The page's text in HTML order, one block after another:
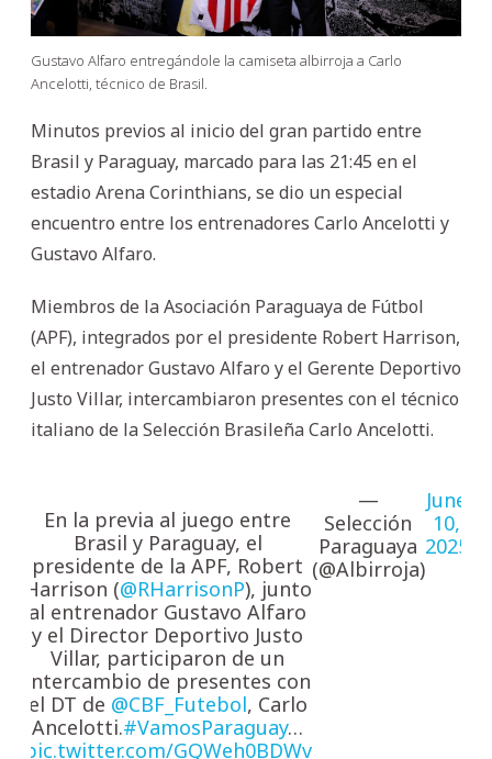
Gustavo Alfaro entregándole la camiseta albirroja a Carlo
Ancelotti, técnico de Brasil.
Minutos previos al inicio del gran partido entre
Brasil y Paraguay, marcado para las 21:45 en el
estadio Arena Corinthians, se dio un especial
encuentro entre los entrenadores Carlo Ancelotti y
Gustavo Alfaro.
Miembros de la Asociación Paraguaya de Fútbol
(APF), integrados por el presidente Robert Harrison,
el entrenador Gustavo Alfaro y el Gerente Deportivo
Justo Villar, intercambiaron presentes con el técnico
italiano de la Selección Brasileña Carlo Ancelotti.
En la previa al juego entre
Brasil y Paraguay, el
presidente de la APF, Robert
Harrison (@RHarrisonP), junto
al entrenador Gustavo Alfaro
y el Director Deportivo Justo
Villar, participaron de un
intercambio de presentes con
el DT de @CBF_Futebol, Carlo
Ancelotti.#VamosParaguay…
pic.twitter.com/GQWeh0BDWv
—
Selección
Paraguaya
(@Albirroja)
June
10,
2025